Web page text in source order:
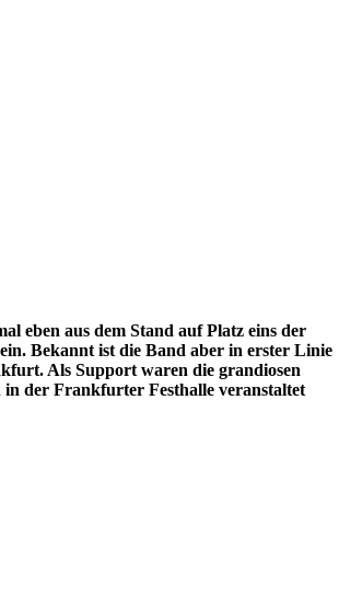
eben aus dem Stand auf Platz eins der
Bekannt ist die Band aber in erster Linie
Als Support waren die grandiosen
der Frankfurter Festhalle veranstaltet